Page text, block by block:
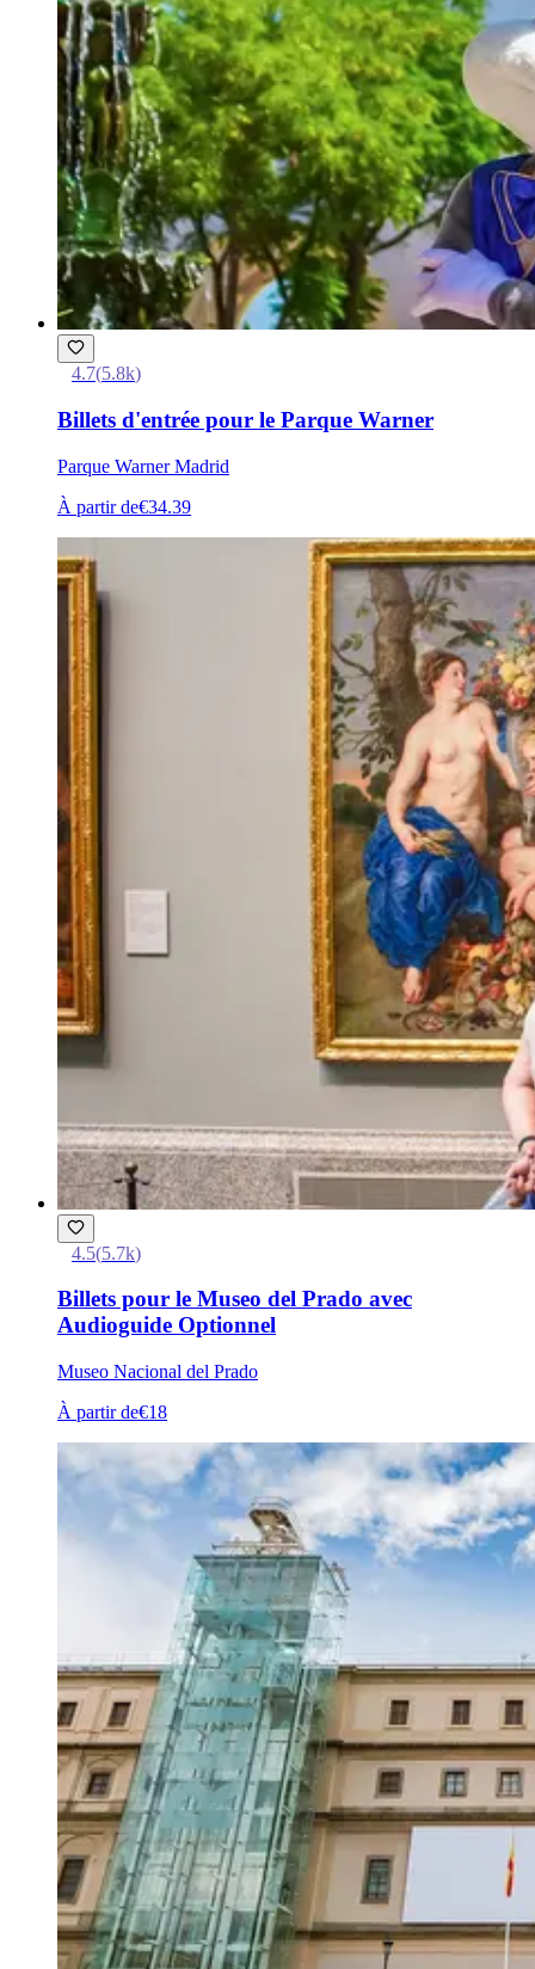
4.7(5.8k)
Billets d'entrée pour le Parque Warner
Parque Warner Madrid
À partir de€34.39
4.5(5.7k)
Billets pour le Museo del Prado avec
Audioguide Optionnel
Museo Nacional del Prado
À partir de€18